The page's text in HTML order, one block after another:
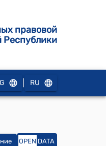
правовой
RU
OPEN DATA